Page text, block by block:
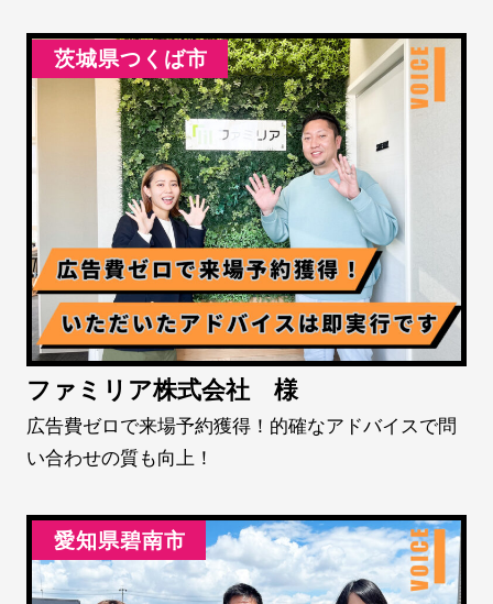
茨城県つくば市
ファミリア株式会社 様
広告費ゼロで来場予約獲得！的確なアドバイスで問
い合わせの質も向上！
愛知県碧南市